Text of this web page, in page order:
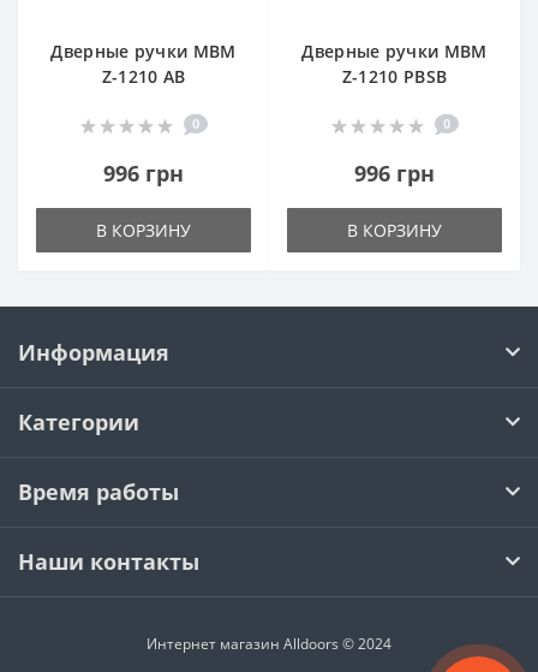
Дверные ручки МВМ
Z-1210 AB
0
996 грн
В КОРЗИНУ
Дверные ручки МВМ
Z-1210 PBSB
0
996 грн
В КОРЗИНУ
Информация
Категории
Время работы
Наши контакты
Интернет магазин Alldoors © 2024